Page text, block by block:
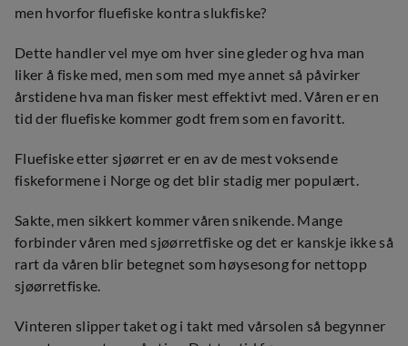
men hvorfor fluefiske kontra slukfiske?
Dette handler vel mye om hver sine gleder og hva man
liker å fiske med, men som med mye annet så påvirker
årstidene hva man fisker mest effektivt med. Våren er en
tid der fluefiske kommer godt frem som en favoritt.
Fluefiske etter sjøørret er en av de mest voksende
fiskeformene i Norge og det blir stadig mer populært.
Sakte, men sikkert kommer våren snikende. Mange
forbinder våren med sjøørretfiske og det er kanskje ikke så
rart da våren blir betegnet som høysesong for nettopp
sjøørretfiske.
Vinteren slipper taket og i takt med vårsolen så begynner